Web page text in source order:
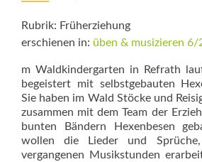
Rubrik: Früherziehung
erschienen in: üben & musizieren 6/
m Waldkindergarten in Refrath
begeistert mit selbstgebauten
Sie haben im Wald Stöcke und
zusammen mit dem Team der
bunten Bändern Hexenbesen
wollen die Lieder und
vergangenen Musikstunden